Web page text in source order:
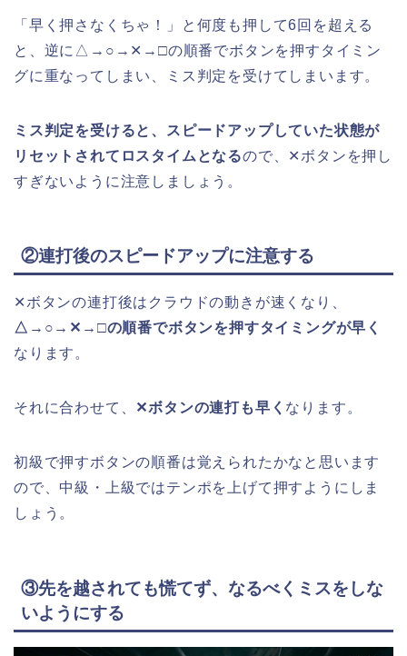
「早く押さなくちゃ！」と何度も押して6回を超える
と、逆に△→○→✕→□の順番でボタンを押すタイミン
グに重なってしまい、ミス判定を受けてしまいます。
ミス判定を受けると、スピードアップしていた状態が
リセットされてロスタイムとなるので、✕ボタンを押し
すぎないように注意しましょう。
②連打後のスピードアップに注意する
✕ボタンの連打後はクラウドの動きが速くなり、
△→○→✕→□の順番でボタンを押すタイミングが早く
なります。
それに合わせて、 ✕ボタンの連打も早く なります。
初級で押すボタンの順番は覚えられたかなと思います
ので、中級・上級ではテンポを上げて押すようにしま
しょう。
③先を越されても慌てず、なるべくミスをしな
いようにする